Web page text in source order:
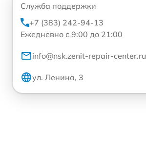
Служба поддержки
+7 (383) 242-94-13
Ежедневно с 9:00 до 21:00
info@nsk.zenit-repair-center.ru
ул. Ленина, 3